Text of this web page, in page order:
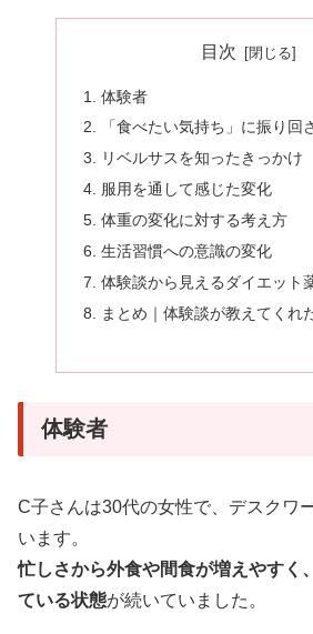
目次
体験者
「食べたい気持ち」に振り回
リベルサスを知ったきっかけ
服用を通して感じた変化
体重の変化に対する考え方
生活習慣への意識の変化
体験談から見えるダイエット
まとめ｜体験談が教えてくれ
体験者
C子さんは30代の女性で、デスクワ
います。
忙しさから外食や間食が増えやすく
ている状態が続いていました。